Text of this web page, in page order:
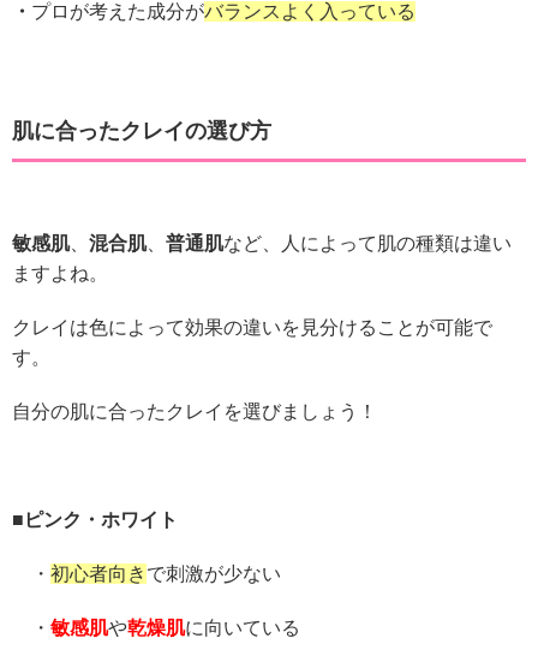
・ プロが考えた成分がバランスよく入っている
肌に合ったクレイの選び方
敏感肌、 混合肌、 普通肌など、人によって肌の種類は違い
ますよね。
クレイは色によって効果の違いを見分けることが可能で
す。
自分の肌に合ったクレイを選びましょう！
■ピンク・ホワイト
・ 初心者向き で刺激が少ない
・ 敏感肌や乾燥肌に向いている